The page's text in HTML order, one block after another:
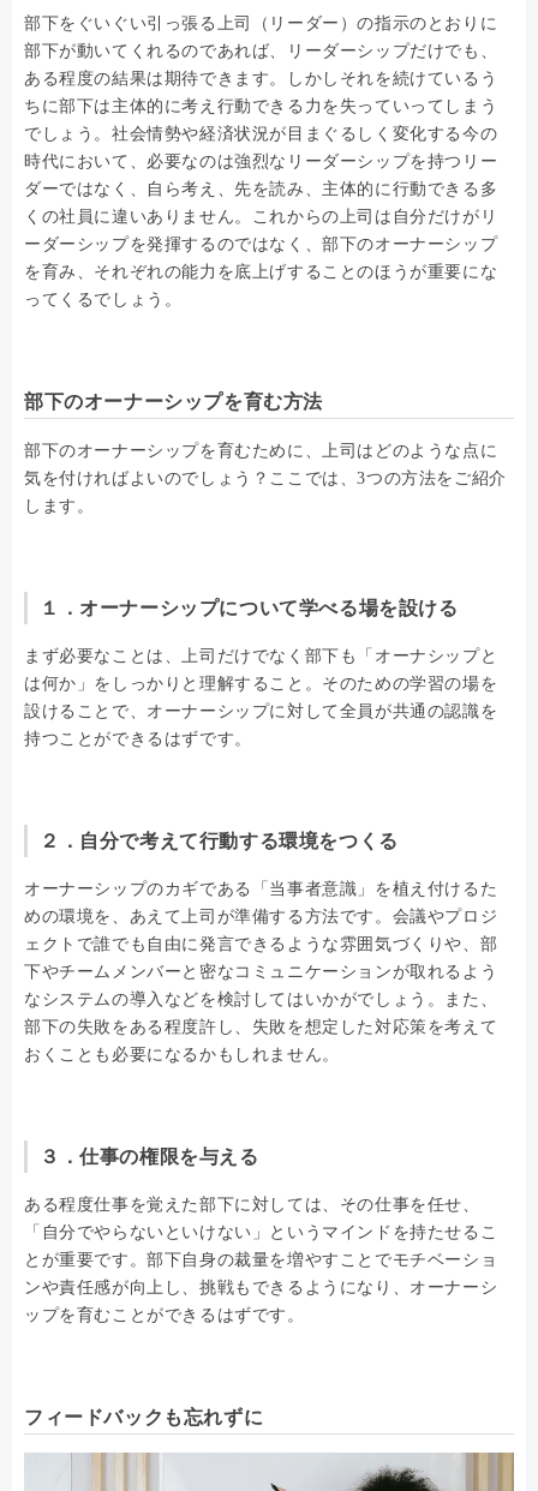
部下をぐいぐい引っ張る上司（リーダー）の指示のとおりに
部下が動いてくれるのであれば、リーダーシップだけでも、
ある程度の結果は期待できます。しかしそれを続けているう
ちに部下は主体的に考え行動できる力を失っていってしまう
でしょう。社会情勢や経済状況が目まぐるしく変化する今の
時代において、必要なのは強烈なリーダーシップを持つリー
ダーではなく、自ら考え、先を読み、主体的に行動できる多
くの社員に違いありません。これからの上司は自分だけがリ
ーダーシップを発揮するのではなく、部下のオーナーシップ
を育み、それぞれの能力を底上げすることのほうが重要にな
ってくるでしょう。
部下のオーナーシップを育む方法
部下のオーナーシップを育むために、上司はどのような点に
気を付ければよいのでしょう？ここでは、3つの方法をご紹介
します。
１．オーナーシップについて学べる場を設ける
まず必要なことは、上司だけでなく部下も「オーナシップと
は何か」をしっかりと理解すること。そのための学習の場を
設けることで、オーナーシップに対して全員が共通の認識を
持つことができるはずです。
２．自分で考えて行動する環境をつくる
オーナーシップのカギである「当事者意識」を植え付けるた
めの環境を、あえて上司が準備する方法です。会議やプロジ
ェクトで誰でも自由に発言できるような雰囲気づくりや、部
下やチームメンバーと密なコミュニケーションが取れるよう
なシステムの導入などを検討してはいかがでしょう。また、
部下の失敗をある程度許し、失敗を想定した対応策を考えて
おくことも必要になるかもしれません。
３．仕事の権限を与える
ある程度仕事を覚えた部下に対しては、その仕事を任せ、
「自分でやらないといけない」というマインドを持たせるこ
とが重要です。部下自身の裁量を増やすことでモチベーショ
ンや責任感が向上し、挑戦もできるようになり、オーナーシ
ップを育むことができるはずです。
フィードバックも忘れずに